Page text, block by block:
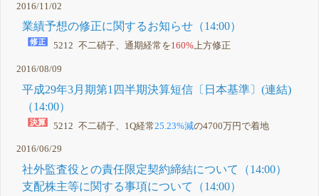
2016/11/02
業績予想の修正に関するお知らせ（14:00）
5212 不二硝子、通期経常を160%上方修正
2016/08/09
平成29年3月期第1四半期決算短信〔日本基準〕(連結)
（14:00）
5212 不二硝子、1Q経常25.23%減の4700万円で着地
2016/06/29
社外監査役との責任限定契約締結について（14:00）
支配株主等に関する事項について（14:00）